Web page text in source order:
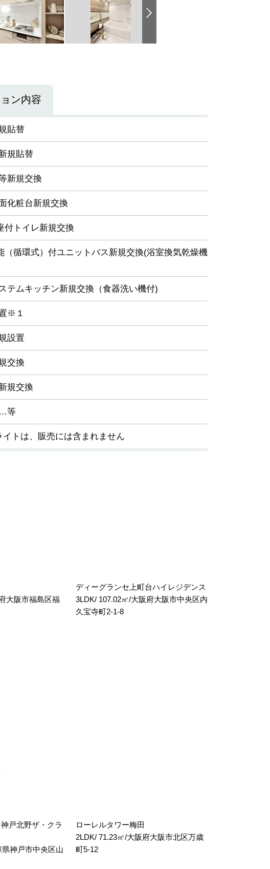
ン内容
貼替
規貼替
新規交換
化粧台新規交換
付トイレ新規交換
（循環式）付ユニットバス新規交換(浴室換気乾燥機
テムキッチン新規交換（食器洗い機付)
※１
設置
交換
規交換
等
トは、販売には含まれません
大阪市福島区福
ディーグランセ上町台ハイレジデンス
3LDK/ 107.02㎡/大阪府大阪市中央区内
久宝寺町2-1-8
戸北野ザ・クラ
神戸市中央区山
ローレルタワー梅田
2LDK/ 71.23㎡/大阪府大阪市北区万歳
町5-12